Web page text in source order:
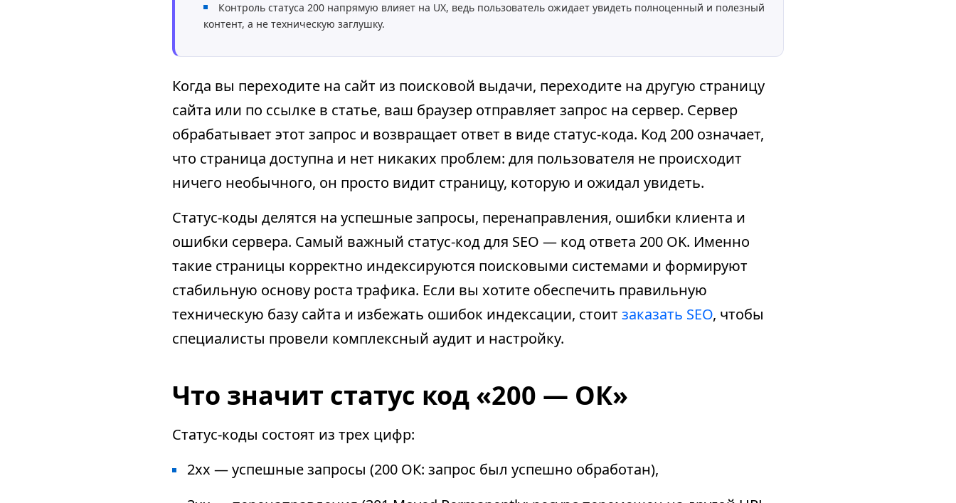
Контроль статуса 200 напрямую влияет на UX, ведь пользователь ожидает увидеть полноценный и полезный
контент, а не техническую заглушку.
Когда вы переходите на сайт из поисковой выдачи, переходите на другую страницу
сайта или по ссылке в статье, ваш браузер отправляет запрос на сервер. Сервер
обрабатывает этот запрос и возвращает ответ в виде статус-кода. Код 200 означает,
что страница доступна и нет никаких проблем: для пользователя не происходит
ничего необычного, он просто видит страницу, которую и ожидал увидеть.
Статус-коды делятся на успешные запросы, перенаправления, ошибки клиента и
ошибки сервера. Самый важный статус-код для SEO — код ответа 200 OK. Именно
такие страницы корректно индексируются поисковыми системами и формируют
стабильную основу роста трафика. Если вы хотите обеспечить правильную
техническую базу сайта и избежать ошибок индексации, стоитзаказать SEO, чтобы
специалисты провели комплексный аудит и настройку.
Что значит статус код «200 — ОК»
Статус-коды состоят из трех цифр:
2xx — успешные запросы (200 ОК: запрос был успешно обработан),